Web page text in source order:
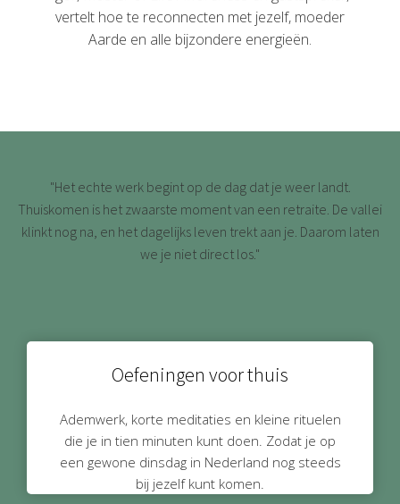
vertelt hoe te reconnecten met jezelf, moeder
Aarde en alle bijzondere energieën.
"Het echte werk begint op de dag dat je weer landt.
Thuiskomen is het zwaarste moment van een retraite. De vallei
klinkt nog na, en het dagelijks leven trekt aan je. Daarom laten
we je niet direct los."
Oefeningen voor thuis
Ademwerk, korte meditaties en kleine rituelen
die je in tien minuten kunt doen. Zodat je op
een gewone dinsdag in Nederland nog steeds
bij jezelf kunt komen.